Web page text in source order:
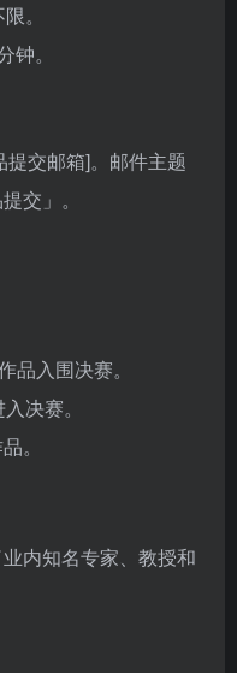
。
。
交邮箱]。邮件主题
交」。
品入围决赛。
决赛。
。
内知名专家、教授和